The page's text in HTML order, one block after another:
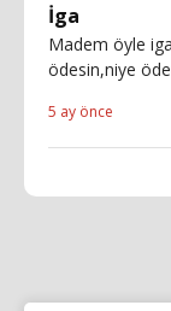
İga
Madem öyle
ödesin,niye
5 ay önce